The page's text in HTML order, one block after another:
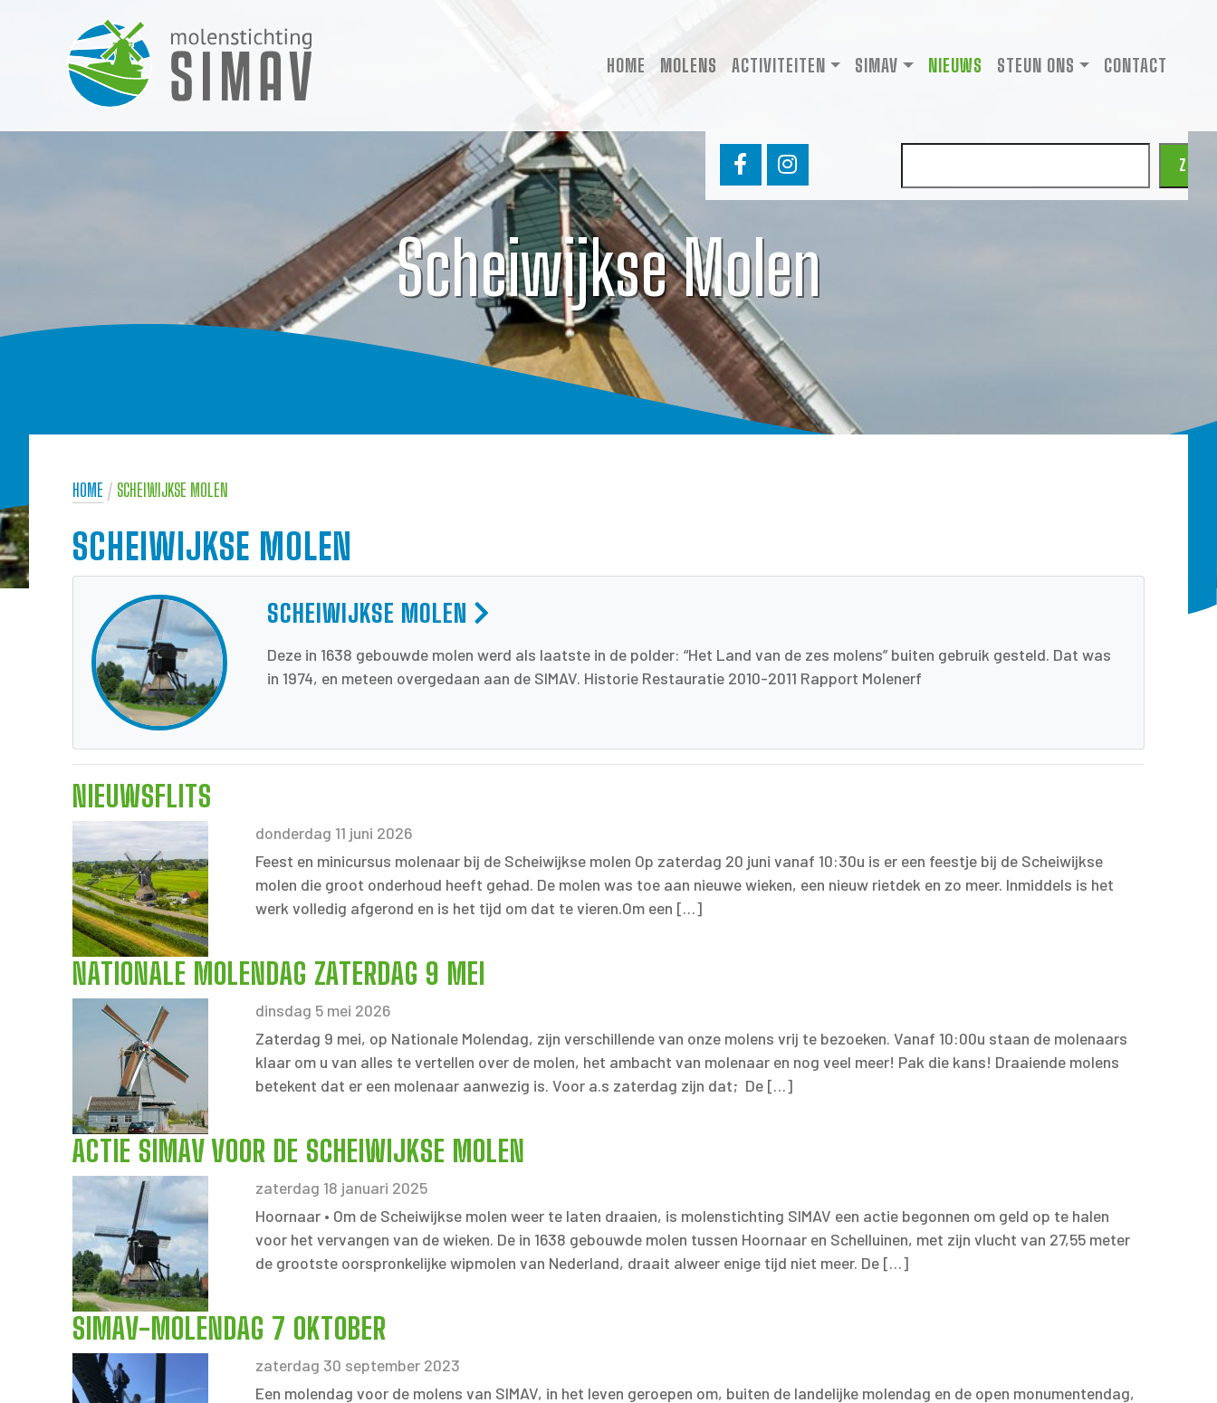
HOME MOLENS ACTIVITEITEN SIMAV NIEUWS STEUN ONS CONTACT
Scheiwijkse Molen
HOME / SCHEIWIJKSE MOLEN
SCHEIWIJKSE MOLEN
SCHEIWIJKSE MOLEN
Deze in 1638 gebouwde molen werd als laatste in de polder: “Het Land van de zes molens” buiten gebruik gesteld. Dat was
in 1974, en meteen overgedaan aan de SIMAV. Historie Restauratie 2010-2011 Rapport Molenerf
NIEUWSFLITS
donderdag 11 juni 2026
Feest en minicursus molenaar bij de Scheiwijkse molen Op zaterdag 20 juni vanaf 10:30u is er een feestje bij de Scheiwijkse
molen die groot onderhoud heeft gehad. De molen was toe aan nieuwe wieken, een nieuw rietdek en zo meer. Inmiddels is het
werk volledig afgerond en is het tijd om dat te vieren.Om een […]
NATIONALE MOLENDAG ZATERDAG 9 MEI
dinsdag 5 mei 2026
Zaterdag 9 mei, op Nationale Molendag, zijn verschillende van onze molens vrij te bezoeken. Vanaf 10:00u staan de molenaars
klaar om u van alles te vertellen over de molen, het ambacht van molenaar en nog veel meer! Pak die kans! Draaiende molens
betekent dat er een molenaar aanwezig is. Voor a.s zaterdag zijn dat; De […]
ACTIE SIMAV VOOR DE SCHEIWIJKSE MOLEN
zaterdag 18 januari 2025
Hoornaar • Om de Scheiwijkse molen weer te laten draaien, is molenstichting SIMAV een actie begonnen om geld op te halen
voor het vervangen van de wieken. De in 1638 gebouwde molen tussen Hoornaar en Schelluinen, met zijn vlucht van 27,55 meter
de grootste oorspronkelijke wipmolen van Nederland, draait alweer enige tijd niet meer. De […]
SIMAV-MOLENDAG 7 OKTOBER
zaterdag 30 september 2023
Een molendag voor de molens van SIMAV, in het leven geroepen om, buiten de landelijke molendag en de open monumentendag,